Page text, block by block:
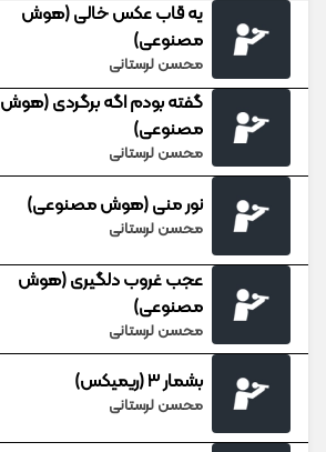
یه قاب عکس خالی (هوش
مصنوعی)
محسن لرستانی
گفته بودم اگه برگردی (هوش
مصنوعی)
محسن لرستانی
نور منی (هوش مصنوعی)
محسن لرستانی
عجب غروب دلگیری (هوش
مصنوعی)
محسن لرستانی
بشمار 3 (ریمیکس)
محسن لرستانی